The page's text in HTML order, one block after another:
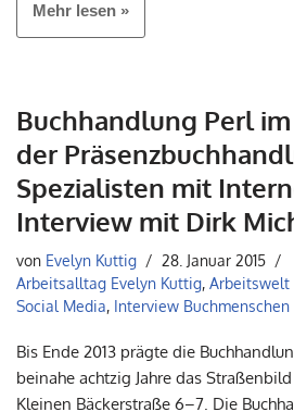
Mehr lesen »
Buchhandlung Perl
der
Spezialisten mit
Interview mit Dirk
von Evelyn Kuttig
28. Januar 2015
Arbeitsalltag Evelyn Kuttig, Arbeitswelt
Social Media, Interview Buchmenschen
Bis Ende 2013 prägte die
beinahe achtzig Jahre das
Kleinen Bäckerstraße 6–7. Die